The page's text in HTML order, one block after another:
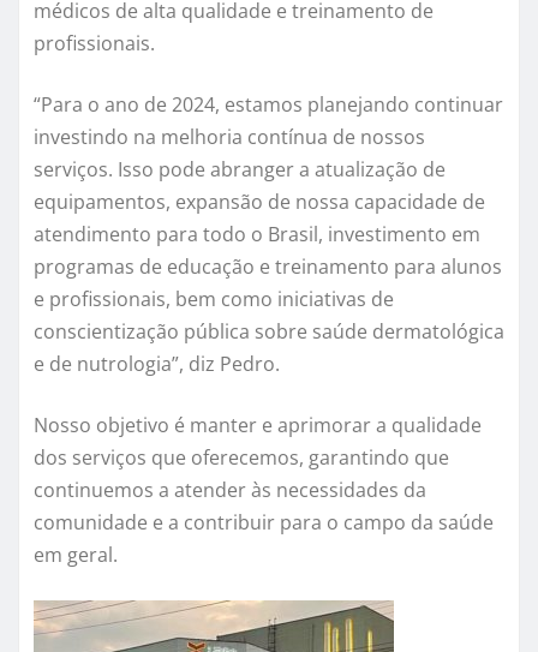
médicos de alta qualidade e treinamento de
profissionais.
“Para o ano de 2024, estamos planejando continuar
investindo na melhoria contínua de nossos
serviços. Isso pode abranger a atualização de
equipamentos, expansão de nossa capacidade de
atendimento para todo o Brasil, investimento em
programas de educação e treinamento para alunos
e profissionais, bem como iniciativas de
conscientização pública sobre saúde dermatológica
e de nutrologia”, diz Pedro.
Nosso objetivo é manter e aprimorar a qualidade
dos serviços que oferecemos, garantindo que
continuemos a atender às necessidades da
comunidade e a contribuir para o campo da saúde
em geral.